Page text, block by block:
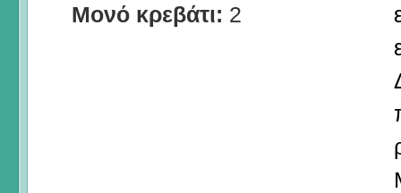
Μονό κρεβάτι: 2